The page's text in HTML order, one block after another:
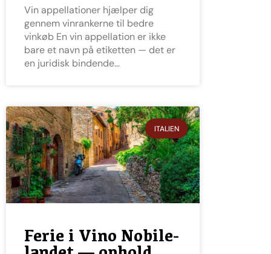
Vin appellationer hjælper dig
gennem vinrankerne til bedre
vinkøb En vin appellation er ikke
bare et navn på etiketten — det er
en juridisk bindende
ITALIEN
Ferie i Vino Nobile-